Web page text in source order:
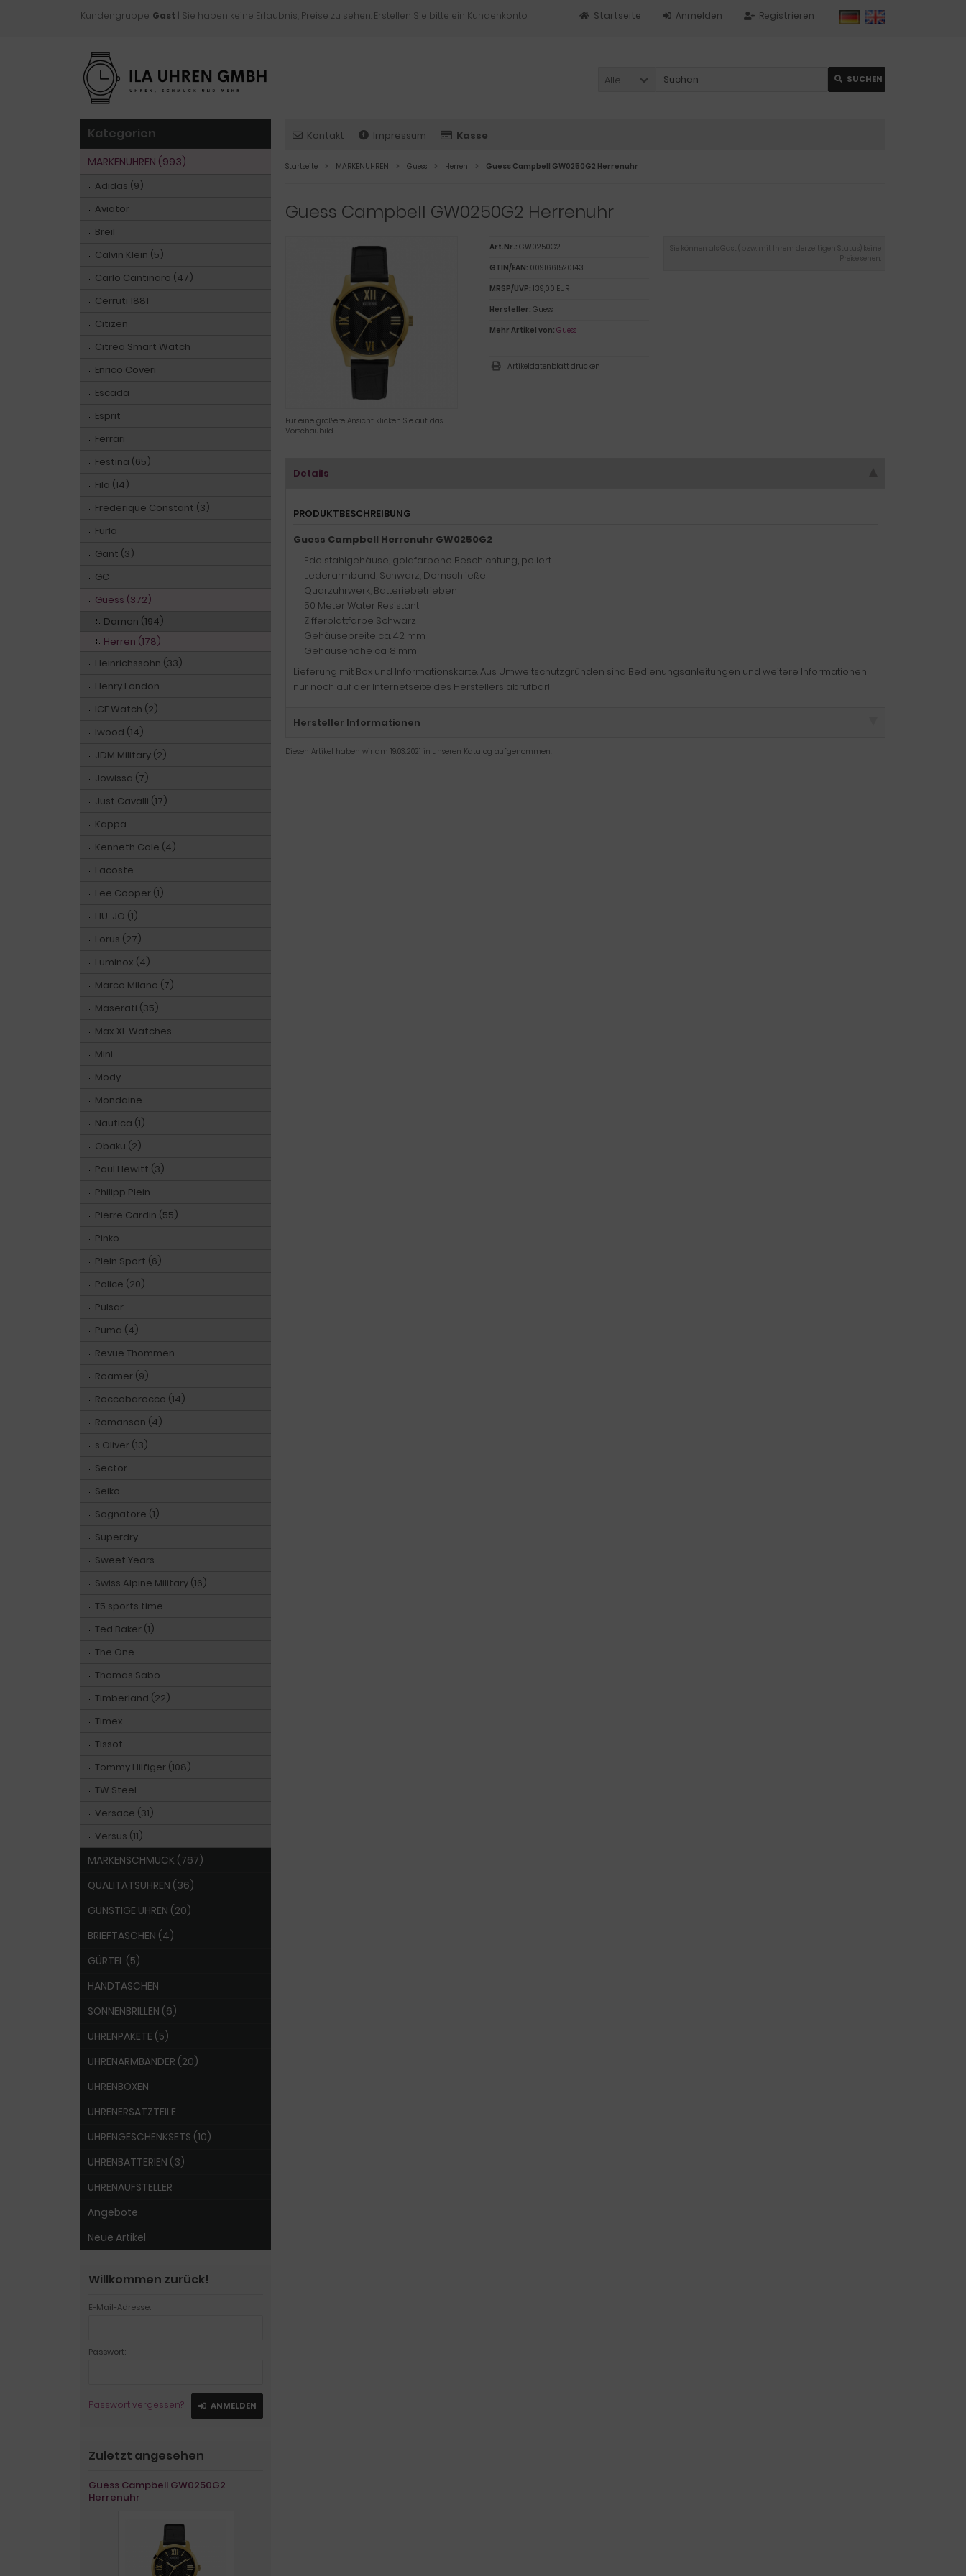
Kundengruppe: Gast | Sie haben keine Erlaubnis, Preise zu sehen. Erstellen Sie bitte ein Kundenkonto. Registrieren
Anmelden
Startseite
Alle SUCHEN
Kontakt Impressum Kasse
Startseite MARKENUHREN Guess Herren Guess Campbell GW0250G2 Herrenuhr
Guess Campbell GW0250G2 Herrenuhr
Für eine größere Ansicht klicken Sie auf das
Vorschaubild
Sie können als Gast (bzw. mit Ihrem derzeitigen Status) keine
Preise sehen.
Art.Nr.: GW0250G2
GTIN/EAN: 0091661520143
MRSP/UVP: 139,00 EUR
Hersteller: Guess
Mehr Artikel von: Guess
Artikeldatenblatt drucken
Details
PRODUKTBESCHREIBUNG
Guess Campbell Herrenuhr GW0250G2
Edelstahlgehäuse, goldfarbene Beschichtung, poliert
Lederarmband, Schwarz, Dornschließe
Quarzuhrwerk, Batteriebetrieben
50 Meter Water Resistant
Zifferblattfarbe Schwarz
Gehäusebreite ca. 42 mm
Gehäusehöhe ca. 8 mm
Lieferung mit Box und Informationskarte. Aus Umweltschutzgründen sind Bedienungsanleitungen und weitere Informationen
nur noch auf der Internetseite des Herstellers abrufbar!
Hersteller Informationen
Diesen Artikel haben wir am 19.03.2021 in unseren Katalog aufgenommen.
Kategorien
MARKENUHREN (993)
Adidas (9)
Aviator
Breil
Calvin Klein (5)
Carlo Cantinaro (47)
Cerruti 1881
Citizen
Citrea Smart Watch
Enrico Coveri
Escada
Esprit
Ferrari
Festina (65)
Fila (14)
Frederique Constant (3)
Furla
Gant (3)
GC
Guess (372)
Damen (194)
Herren (178)
Heinrichssohn (33)
Henry London
ICE Watch (2)
Iwood (14)
JDM Military (2)
Jowissa (7)
Just Cavalli (17)
Kappa
Kenneth Cole (4)
Lacoste
Lee Cooper (1)
LIU-JO (1)
Lorus (27)
Luminox (4)
Marco Milano (7)
Maserati (35)
Max XL Watches
Mini
Mody
Mondaine
Nautica (1)
Obaku (2)
Paul Hewitt (3)
Philipp Plein
Pierre Cardin (55)
Pinko
Plein Sport (6)
Police (20)
Pulsar
Puma (4)
Revue Thommen
Roamer (9)
Roccobarocco (14)
Romanson (4)
s.Oliver (13)
Sector
Seiko
Sognatore (1)
Superdry
Sweet Years
Swiss Alpine Military (16)
T5 sports time
Ted Baker (1)
The One
Thomas Sabo
Timberland (22)
Timex
Tissot
Tommy Hilfiger (108)
TW Steel
Versace (31)
Versus (11)
MARKENSCHMUCK (767)
QUALITÄTSUHREN (36)
GÜNSTIGE UHREN (20)
BRIEFTASCHEN (4)
GÜRTEL (5)
HANDTASCHEN
SONNENBRILLEN (6)
UHRENPAKETE (5)
UHRENARMBÄNDER (20)
UHRENBOXEN
UHRENERSATZTEILE
UHRENGESCHENKSETS (10)
UHRENBATTERIEN (3)
UHRENAUFSTELLER
Angebote
Neue Artikel
Willkommen zurück!
E-Mail-Adresse:
Passwort:
Passwort vergessen? ANMELDEN
Zuletzt angesehen
Guess Campbell GW0250G2
Herrenuhr